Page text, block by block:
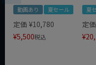
動画あり 夏セール
定価 ¥10,780
¥5,500税込
夏
定価
¥